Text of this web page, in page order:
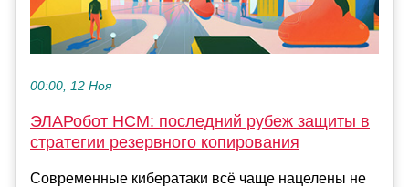
00:00, 12 Ноя
ЭЛАРобот НСМ: последний рубеж защиты в
стратегии резервного копирования
Современные кибератаки всё чаще нацелены не